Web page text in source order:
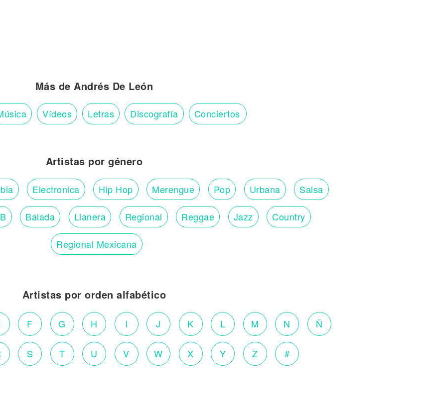
Más de Andrés De León
Vídeos Letras Discografía Conciertos
Artistas por género
Electronica Hip Hop Merengue Pop Urbana Salsa
Balada Llanera Regional Reggae Jazz Country
Regional Mexicana
Artistas por orden alfabético
F G H I J K L M N Ñ
S T U V W X Y Z #